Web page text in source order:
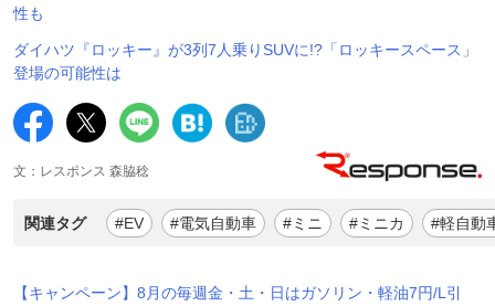
性も
ダイハツ『ロッキー』が3列7人乗りSUVに!?「ロッキースペース」
登場の可能性は
文：レスポンス 森脇稔
関連タグ #EV #電気自動車 #ミニ #ミニカ #軽自動
【キャンペーン】8月の毎週金・土・日はガソリン・軽油7円/L引